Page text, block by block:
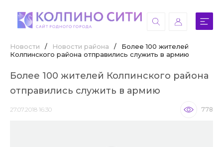
Новости / Новости района /
Более 100 жителей
Колпинского района отправились служить в армию
Более 100 жителей Колпинского района
отправились служить в армию
27.07.2018 16:30 778